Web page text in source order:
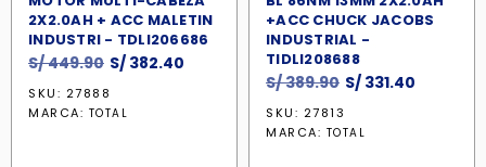
2X2.0AH + ACC MALETIN
INDUSTRI - TDLI206686
S/449.90 El
original
S/ 382.40
SKU: 27888
MARCA: TOTAL
+ACC CHUCK JACOBS
INDUSTRIAL -
TIDLI208688
S/389.90 El
original
S/ 331.40
SKU: 27813
MARCA: TOTAL